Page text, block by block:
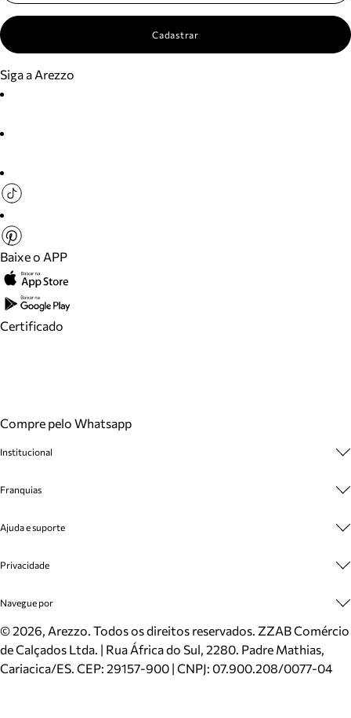
Cadastrar
Siga a Arezzo
Baixe o APP
Certificado
Compre pelo Whatsapp
Institucional
Cashback
Venda Corporativa
Mapa do Site
Inverno
Mundo Arezzo
Franquias
Plano de Negócio
Ajuda e suporte
Cadastro
Meus Pedidos
Trocas e Devoluções
Cartão Presente
Localizador de lojas
Privacidade
Politica e Privacidade
Navegue por
Sapatos
Bolsas
Scarpins
©2026, Arezzo. Todos os direitos reservados. ZZAB Comércio
de Calçados Ltda. | Rua África do Sul, 2280. Padre Mathias,
Cariacica/ES. CEP: 29157-900 | CNPJ: 07.900.208/0077-04